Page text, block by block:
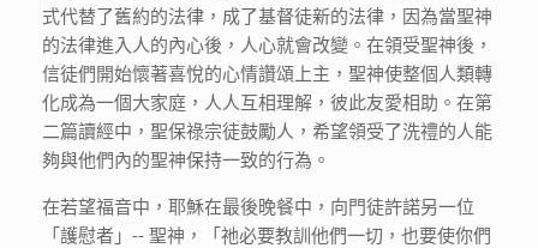
式代替了舊約的法律，成了基督徒新的法律，因為當聖神
的法律進入人的內心後，人心就會改變。在領受聖神後，
信徒們開始懷著喜悅的心情讚頌上主，聖神使整個人類轉
化成為一個大家庭，人人互相理解，彼此友愛相助。在第
二篇讀經中，聖保祿宗徒鼓勵人，希望領受了洗禮的人能
夠與他們內的聖神保持一致的行為。
在若望福音中，耶穌在最後晚餐中，向門徒許諾另一位
「護慰者」-- 聖神，「祂必要教訓他們一切，也要使你們